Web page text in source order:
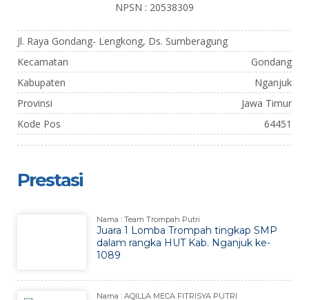
NPSN : 20538309
Jl. Raya Gondang- Lengkong, Ds. Sumberagung
Kecamatan
Gondang
Kabupaten
Nganjuk
Provinsi
Jawa Timur
Kode Pos
64451
Prestasi
Nama : Team Trompah Putri
Juara 1 Lomba Trompah tingkap SMP
dalam rangka HUT Kab. Nganjuk ke-
1089
Nama : AQILLA MECA FITRISYA PUTRI